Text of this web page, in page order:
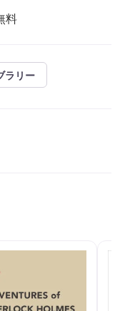
料
ラリー